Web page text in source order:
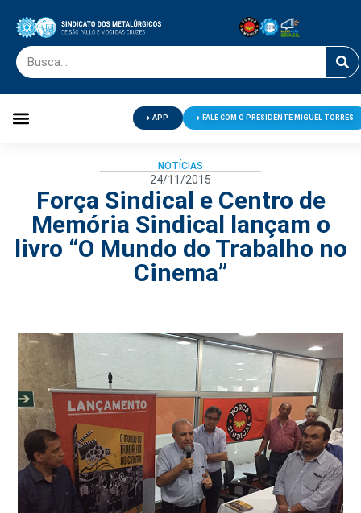
APP FALE COM O PRESIDENTE MIGUEL TORRES
NOTÍCIAS
24/11/2015
Força Sindical e Centro de
Memória Sindical lançam o
livro “O Mundo do Trabalho no
Cinema”